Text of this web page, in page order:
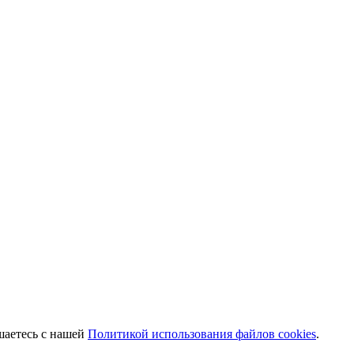
с нашей Политикой использования файлов cookies.